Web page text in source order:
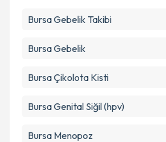
Bursa Gebelik Takibi
Bursa Gebelik
Bursa Çikolota Kisti
Bursa Genital Siğil (hpv)
Bursa Menopoz